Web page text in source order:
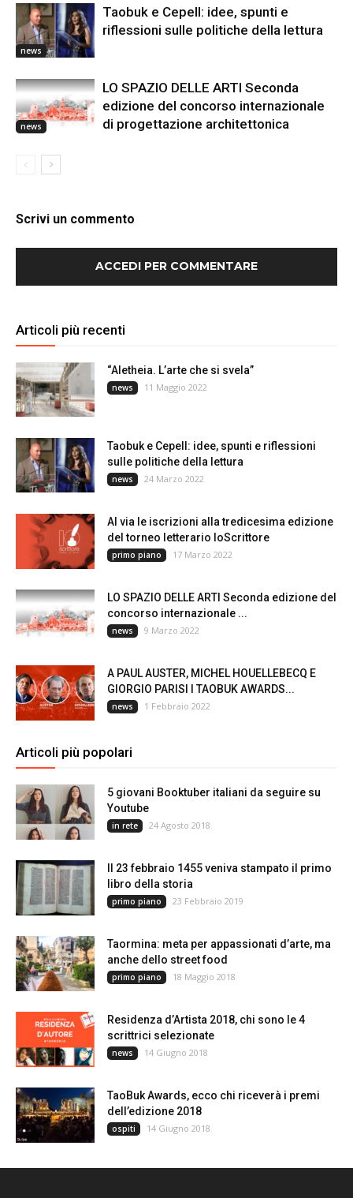
news
Taobuk e Cepell: idee, spunti e
riflessioni sulle politiche della lettura
news
LO SPAZIO DELLE ARTI Seconda
edizione del concorso internazionale
di progettazione architettonica
Scrivi un commento
ACCEDI PER COMMENTARE
Articoli più recenti
“Aletheia. L’arte che si svela”
news 11 Maggio 2022
Taobuk e Cepell: idee, spunti e riflessioni
sulle politiche della lettura
news 24 Marzo 2022
Al via le iscrizioni alla tredicesima edizione
del torneo letterario IoScrittore
primo piano 17 Marzo 2022
LO SPAZIO DELLE ARTI Seconda edizione del
concorso internazionale ...
news 9 Marzo 2022
A PAUL AUSTER, MICHEL HOUELLEBECQ E
GIORGIO PARISI I TAOBUK AWARDS...
news 1 Febbraio 2022
Articoli più popolari
5 giovani Booktuber italiani da seguire su
Youtube
in rete 24 Agosto 2018
Il 23 febbraio 1455 veniva stampato il primo
libro della storia
primo piano 23 Febbraio 2019
Taormina: meta per appassionati d’arte, ma
anche dello street food
primo piano 18 Maggio 2018
Residenza d’Artista 2018, chi sono le 4
scrittrici selezionate
news 14 Giugno 2018
TaoBuk Awards, ecco chi riceverà i premi
dell’edizione 2018
ospiti 14 Giugno 2018